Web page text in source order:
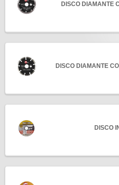
DISCO DIAMANTE
DISCO DIAMANTE
DISCO